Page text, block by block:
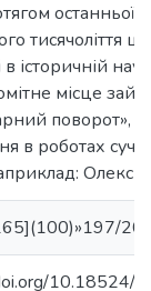
останньої
тисячоліття
історичній
місце
поворот»,
в роботах
10.18524/